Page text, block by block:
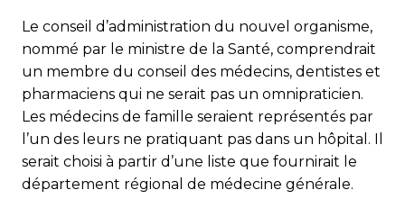
Le conseil d’administration du nouvel organisme,
nommé par le ministre de la Santé, comprendrait
un membre du conseil des médecins, dentistes et
pharmaciens qui ne serait pas un omnipraticien.
Les médecins de famille seraient représentés par
l’un des leurs ne pratiquant pas dans un hôpital. Il
serait choisi à partir d’une liste que fournirait le
département régional de médecine générale.